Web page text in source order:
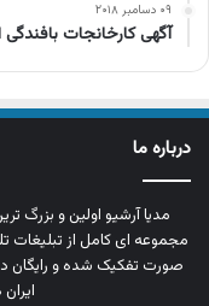
۰۹ دسامبر ۲۰۱۸
آگهی کارخانجات
درباره ما
مدیا آرشیو اولین و بزرگ‌
مجموعه‌ ای کامل از تبلیغات
صورت تفکیک‌ شده و رایگان